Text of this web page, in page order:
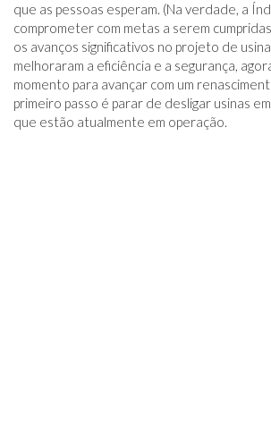
que as pessoas esperam. (Na verdade, a
comprometer com metas a serem
os avanços significativos no projeto de
melhoraram a eficiência e a segurança,
momento para avançar com um
primeiro passo é parar de desligar usinas
que estão atualmente em operação.